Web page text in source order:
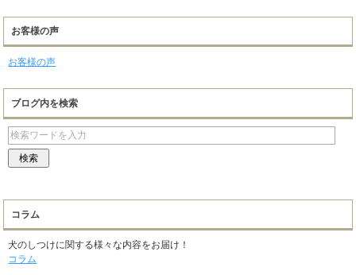
お客様の声
お客様の声
ブログ内を検索
コラム
犬のしつけに関する様々な内容をお届け！
コラム